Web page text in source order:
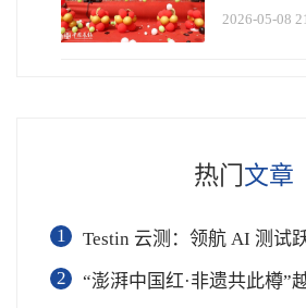
2026-05-08
热门 文章
1
Testin 云测：领航 AI 测试跃迁，从辅助工
2
“澎湃中国红·非遗共此樽”越剧文